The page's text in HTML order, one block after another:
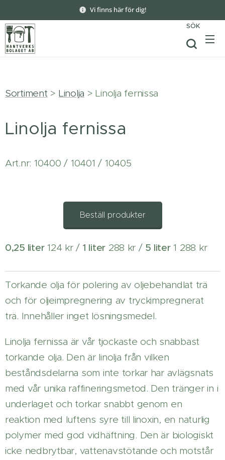
Vi finns här för dig!
SÖK
Sortiment> Linolja > Linolja fernissa
Linolja fernissa
Art.nr: 10400 / 10401 / 10405
Beställ produkter
0,25 liter124 kr / 1 liter 288 kr / 5 liter1 288 kr
Torkande olja för polering av oljebehandlat trä
och för oljeimpregnering av tryckimpregnerat
trä. Innehåller inget lösningsmedel.
Linolja fernissa är vår tjockaste och snabbast
torkande olja. Den är linolja från vilken
beståndsdelarna som inte torkar har avlägsnats
med vår unika raffineringsmetod. Den tränger in i
underlaget och torkar snabbt genom en
reaktion med luftens syre till linoxin, en naturlig
polymer med god vidhäftning. Den är biologiskt
icke nedbrytbar, vattenavstötande och motstår